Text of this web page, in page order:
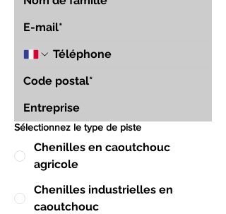
Sélectionnez le type de piste
Chenilles en caoutchouc
agricole
Chenilles industrielles en
caoutchouc